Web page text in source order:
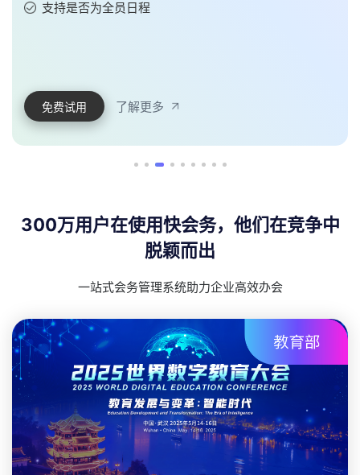
免费试用 了解更多
300万用户在使用快会务，他们在竞争中
脱颖而出
一站式会务管理系统助力企业高效办会